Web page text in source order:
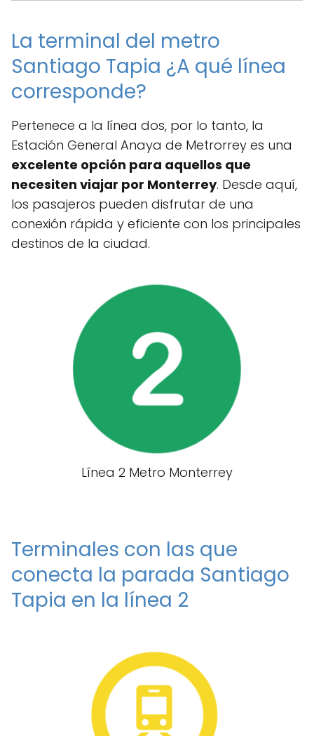
La terminal del metro
Santiago Tapia ¿A qué línea
corresponde?
Pertenece a la línea dos, por lo tanto, la
Estación General Anaya de Metrorrey es una
excelente opción para aquellos que
necesiten viajar por Monterrey. Desde aquí,
los pasajeros pueden disfrutar de una
conexión rápida y eficiente con los principales
destinos de la ciudad.
Línea 2 Metro Monterrey
Terminales con las que
conecta la parada Santiago
Tapia en la línea 2